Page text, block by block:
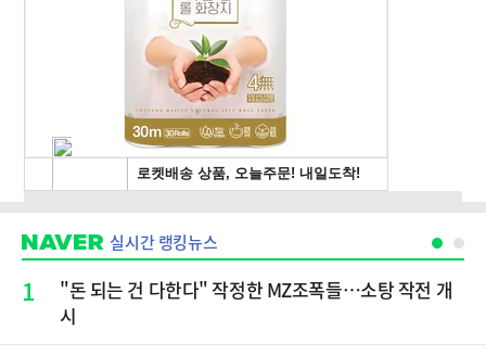
실시간 랭킹뉴스
1
"돈 되는 건 다한다" 작정한 MZ조폭들…소탕 작전 개
시